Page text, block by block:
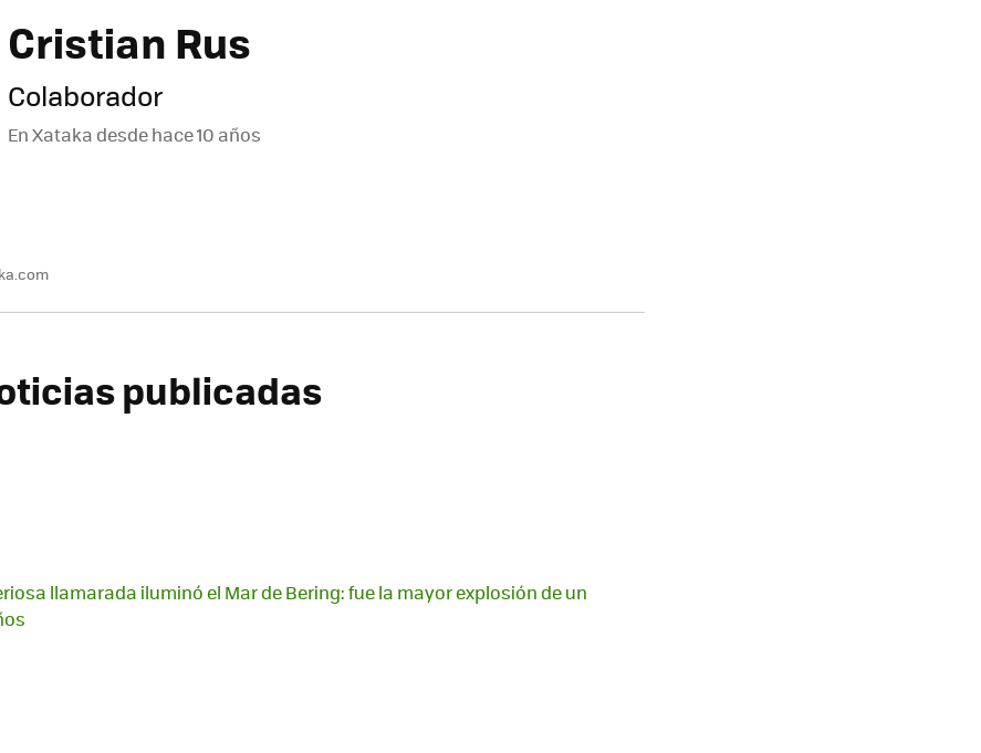
Cristian Rus
Colaborador
En Xataka desdehace 10 años
publicadas
llamarada iluminó el Mar de Bering: fue la mayor explosión de un